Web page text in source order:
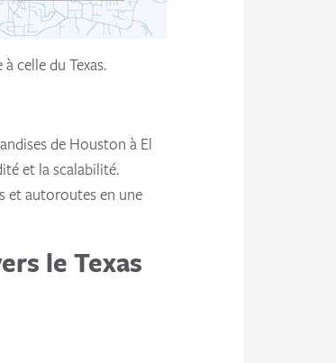
celle du Texas.
de Houston à El
et la scalabilité.
et autoroutes en une
le Texas